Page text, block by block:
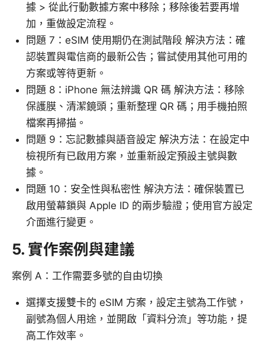
據 > 從此行動數據方案中移除；移除後若要再增
加，重做設定流程。
問題 7：eSIM 使用期仍在測試階段 解決方法：確
認裝置與電信商的最新公告；嘗試使用其他可用的
方案或等待更新。
問題 8：iPhone 無法辨識 QR 碼 解決方法：移除
保護膜、清潔鏡頭；重新整理 QR 碼；用手機拍照
檔案再掃描。
問題 9：忘記數據與語音設定 解決方法：在設定中
檢視所有已啟用方案，並重新設定預設主號與數
據。
問題 10：安全性與私密性 解決方法：確保裝置已
啟用螢幕鎖與 Apple ID 的兩步驗證；使用官方設定
介面進行變更。
5. 實作案例與建議
案例 A：工作需要多號的自由切換
選擇支援雙卡的 eSIM 方案，設定主號為工作號，
副號為個人用途，並開啟「資料分流」等功能，提
高工作效率。